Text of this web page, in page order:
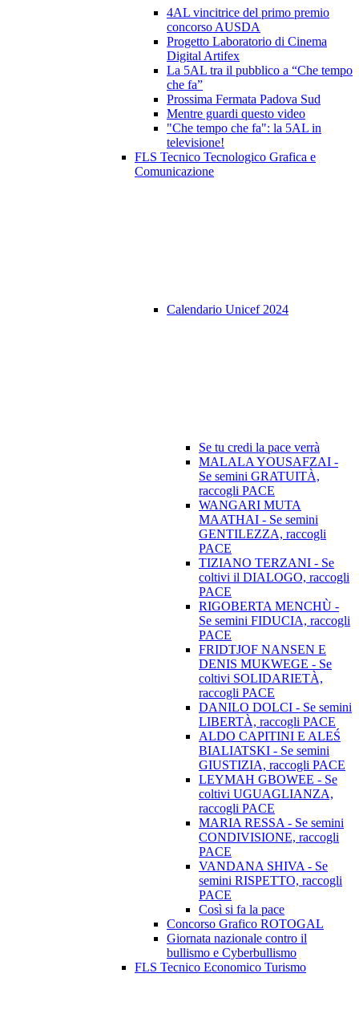
4AL vincitrice del primo premio
concorso AUSDA
Progetto Laboratorio di Cinema
Digital Artifex
La 5AL tra il pubblico a “Che tempo
che fa”
Prossima Fermata Padova Sud
Mentre guardi questo video
"Che tempo che fa": la 5AL in
televisione!
FLS Tecnico Tecnologico Grafica e
Comunicazione
Calendario Unicef 2024
Se tu credi la pace verrà
MALALA YOUSAFZAI -
Se semini GRATUITÀ,
raccogli PACE
WANGARI MUTA
MAATHAI - Se semini
GENTILEZZA, raccogli
PACE
TIZIANO TERZANI - Se
coltivi il DIALOGO, raccogli
PACE
RIGOBERTA MENCHÙ -
Se semini FIDUCIA, raccogli
PACE
FRIDTJOF NANSEN E
DENIS MUKWEGE - Se
coltivi SOLIDARIETÀ,
raccogli PACE
DANILO DOLCI - Se semini
LIBERTÀ, raccogli PACE
ALDO CAPITINI E ALEŚ
BIALIATSKI - Se semini
GIUSTIZIA, raccogli PACE
LEYMAH GBOWEE - Se
coltivi UGUAGLIANZA,
raccogli PACE
MARIA RESSA - Se semini
CONDIVISIONE, raccogli
PACE
VANDANA SHIVA - Se
semini RISPETTO, raccogli
PACE
Così si fa la pace
Concorso Grafico ROTOGAL
Giornata nazionale contro il
bullismo e Cyberbullismo
FLS Tecnico Economico Turismo